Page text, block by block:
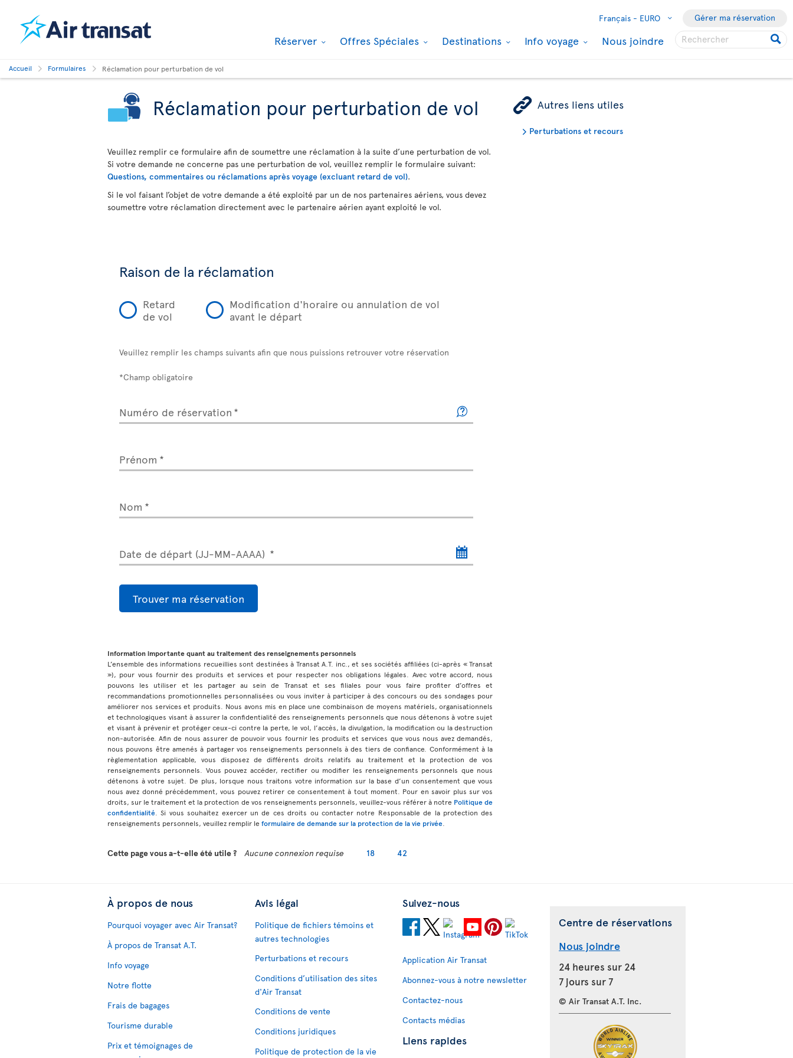
Français - EURO Gérer ma réservation
Réserver Offres Spéciales Destinations Info voyage Nous joindre
Accueil Formulaires Réclamation pour perturbation de vol
Réclamation pour perturbation de vol
Veuillez remplir ce formulaire afin de soumettre une réclamation à la suite d’une perturbation de vol.
Si votre demande ne concerne pas une perturbation de vol, veuillez remplir le formulaire suivant:
Questions, commentaires ou réclamations après voyage (excluant retard de vol).
Si le vol faisant l’objet de votre demande a été exploité par un de nos partenaires aériens, vous devez
soumettre votre réclamation directement avec le partenaire aérien ayant exploité le vol.
Raison de la réclamation
Retard
de vol
Modification d'horaire ou annulation de vol
avant le départ
Veuillez remplir les champs suivants afin que nous puissions retrouver votre réservation
*Champ obligatoire
Numéro de réservation
Prénom
Nom
Date de départ (JJ-MM-AAAA)
Trouver ma réservation
Information importante quant au traitement des renseignements personnels
L’ensemble des informations recueillies sont destinées à Transat A.T. inc., et ses sociétés affiliées (ci-après « Transat
»), pour vous fournir des produits et services et pour respecter nos obligations légales. Avec votre accord, nous
pouvons les utiliser et les partager au sein de Transat et ses filiales pour vous faire profiter d’offres et
recommandations promotionnelles personnalisées ou vous inviter à participer à des concours ou des sondages pour
améliorer nos services et produits. Nous avons mis en place une combinaison de moyens matériels, organisationnels
et technologiques visant à assurer la confidentialité des renseignements personnels que nous détenons à votre sujet
et visant à prévenir et protéger ceux-ci contre la perte, le vol, l’accès, la divulgation, la modification ou la destruction
non-autorisée. Afin de nous assurer de pouvoir vous fournir les produits et services que vous nous avez demandés,
nous pouvons être amenés à partager vos renseignements personnels à des tiers de confiance. Conformément à la
règlementation applicable, vous disposez de différents droits relatifs au traitement et la protection de vos
renseignements personnels. Vous pouvez accéder, rectifier ou modifier les renseignements personnels que nous
détenons à votre sujet. De plus, lorsque nous traitons votre information sur la base d’un consentement que vous
nous avez donné précédemment, vous pouvez retirer ce consentement à tout moment. Pour en savoir plus sur vos
droits, sur le traitement et la protection de vos renseignements personnels, veuillez-vous référer à notre Politique de
confidentialité . Si vous souhaitez exercer un de ces droits ou contacter notre Responsable de la protection des
renseignements personnels, veuillez remplir le formulaire de demande sur la protection de la vie privée
ÿ Autres liens utiles
Perturbations et recours
Cette page vous a-t-elle été utile ? Aucune connexion requise 18 42
À propos de nous
Pourquoi voyager avec Air Transat?
À propos de Transat A.T.
Info voyage
Notre flotte
Frais de bagages
Tourisme durable
Prix et témoignages de
Avis légal
Politique de fichiers témoins et
autres technologies
Perturbations et recours
Conditions d’utilisation des sites
d'Air Transat
Conditions de vente
Conditions juridiques
Politique de protection de la vie
Suivez-nous
Application Air Transat
Abonnez-vous à notre newsletter
Contactez-nous
Contacts médias
Liens rapides
Centre de réservations
Nous joindre
24 heures sur 24
7 jours sur 7
© Air Transat A.T. Inc.